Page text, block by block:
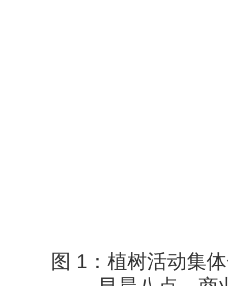
图 1：植树活动集